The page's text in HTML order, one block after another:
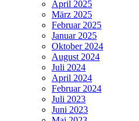
April 2025
März 2025
Februar 2025
Januar 2025
Oktober 2024
August 2024
Juli 2024
April 2024
Februar 2024
Juli 2023
Juni 2023